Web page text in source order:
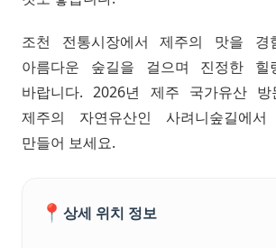
조천 전통시장에서 제주의 맛을 경
아름다운 숲길을 걸으며 진정한 힐
바랍니다. 2026년 제주 국가유산
제주의 자연유산인 사려니숲길에
만들어 보세요.
📍 상세 위치 정보